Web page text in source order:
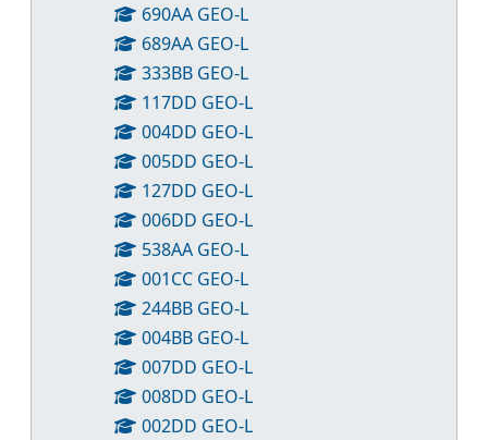
690AA GEO-L
689AA GEO-L
333BB GEO-L
117DD GEO-L
004DD GEO-L
005DD GEO-L
127DD GEO-L
006DD GEO-L
538AA GEO-L
001CC GEO-L
244BB GEO-L
004BB GEO-L
007DD GEO-L
008DD GEO-L
002DD GEO-L